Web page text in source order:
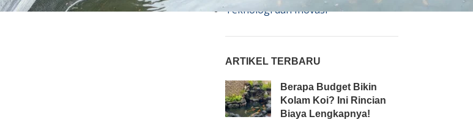
Teknologi dan Inovasi
ARTIKEL TERBARU
Berapa Budget Bikin
Kolam Koi? Ini Rincian
Biaya Lengkapnya!